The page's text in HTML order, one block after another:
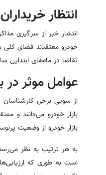
انتظار
انتشار خبر از سرگیری
خودرو معتقدند فضای کلی
تقاضا در ماه‌های ابتدایی
عوامل موثر در
از سویی برخی
بازار خودرو می‌دانند و
بازار خودرو از وضعیت
به هر ترتیب به نظر
است به طوری که